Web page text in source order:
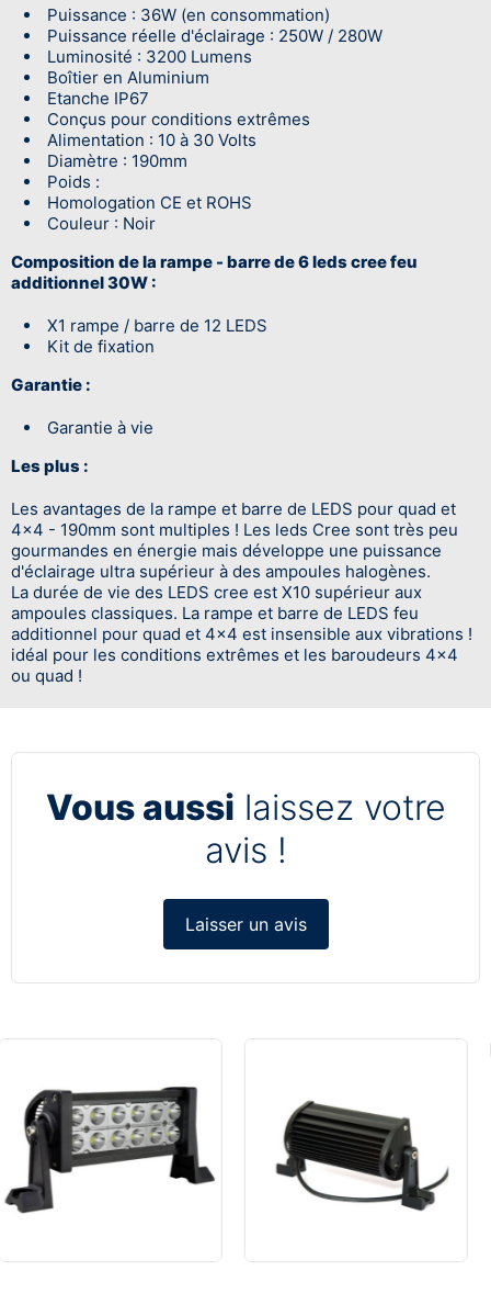
Puissance : 36W (en consommation)
Puissance réelle d'éclairage : 250W / 280W
Luminosité : 3200 Lumens
Boîtier en Aluminium
Etanche IP67
Conçus pour conditions extrêmes
Alimentation : 10 à 30 Volts
Diamètre : 190mm
Poids :
Homologation CE et ROHS
Couleur : Noir
Composition de la rampe - barre de 6 leds cree feu
additionnel 30W :
X1 rampe / barre de 12 LEDS
Kit de fixation
Garantie :
Garantie à vie
Les plus :
Les avantages de la rampe et barre de LEDS pour quad et
4x4 - 190mm sont multiples ! Les leds Cree sont très peu
gourmandes en énergie mais développe une puissance
d'éclairage ultra supérieur à des ampoules halogènes.
La durée de vie des LEDS cree est X10 supérieur aux
ampoules classiques. La rampe et barre de LEDS feu
additionnel pour quad et 4x4 est insensible aux vibrations !
idéal pour les conditions extrêmes et les baroudeurs 4x4
ou quad !
Vous aussi laissez votre
avis !
Laisser un avis